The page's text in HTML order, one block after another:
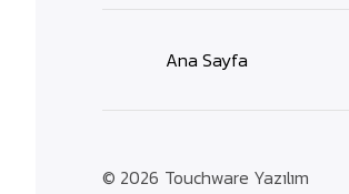
Ana Sayfa
© 2026 Touchware Yazılım